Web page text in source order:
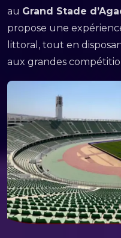
au Grand Stade
propose une
littoral, tout en
aux grandes